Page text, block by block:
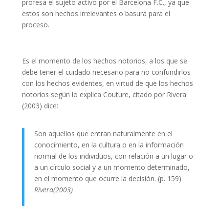
profesa el sujeto activo por el Barcelona F.C., ya que
estos son hechos irrelevantes o basura para el
proceso.
Es el momento de los hechos notorios, a los que se
debe tener el cuidado necesario para no confundirlos
con los hechos evidentes, en virtud de que los hechos
notorios según lo explica Couture, citado por Rivera
(2003) dice:
Son aquellos que entran naturalmente en el
conocimiento, en la cultura o en la información
normal de los individuos, con relación a un lugar o
a un círculo social y a un momento determinado,
en el momento que ocurre la decisión. (p. 159)
Rivera(2003)